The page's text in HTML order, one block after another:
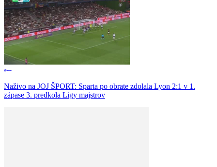
Naživo na JOJ ŠPORT: Sparta po obrate zdolala Lyon 2:1 v 1.
zápase 3. predkola Ligy majstrov